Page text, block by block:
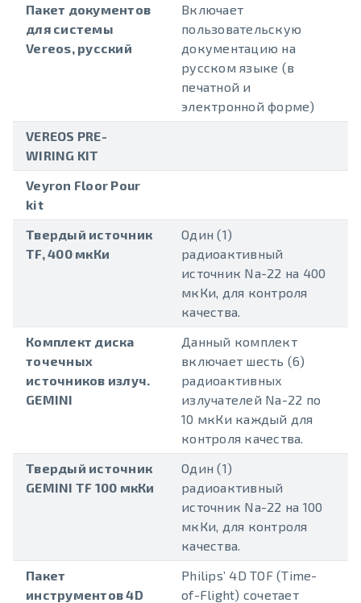
Пакет документов
для системы
Vereos, русский
Включает
пользовательскую
документацию на
русском языке (в
печатной и
электронной форме)
VEREOS PRE-
WIRING KIT
Veyron Floor Pour
kit
Твердый источник
TF, 400 мкКи
Один (1)
радиоактивный
источник Na-22 на 400
мкКи, для контроля
качества.
Комплект диска
точечных
источников излуч.
GEMINI
Данный комплект
включает шесть (6)
радиоактивных
излучателей Na-22 по
10 мкКи каждый для
контроля качества.
Твердый источник
GEMINI TF 100 мкКи
Один (1)
радиоактивный
источник Na-22 на 100
мкКи, для контроля
качества.
Пакет
инструментов 4D
Philips’ 4D TOF (Time-
of-Flight) сочетает